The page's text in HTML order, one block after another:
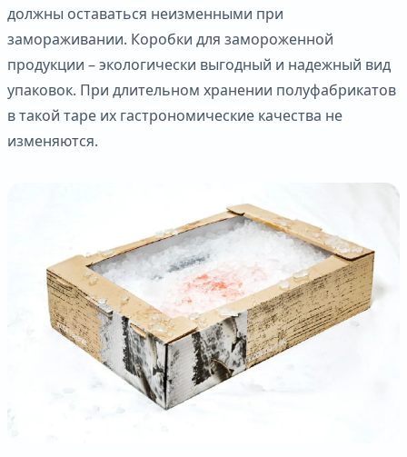
должны оставаться неизменными при
замораживании. Коробки для замороженной
продукции – экологически выгодный и надежный вид
упаковок. При длительном хранении полуфабрикатов
в такой таре их гастрономические качества не
изменяются.